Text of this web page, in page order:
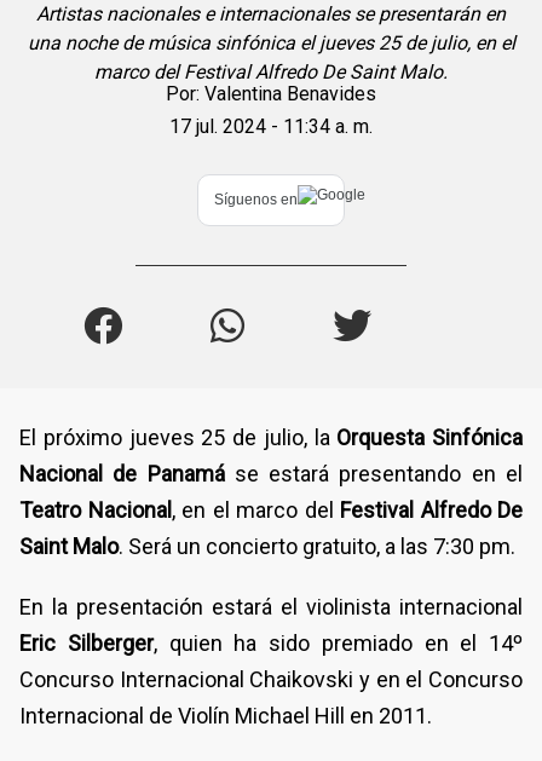
Artistas nacionales e internacionales se presentarán en
una noche de música sinfónica el jueves 25 de julio, en el
marco del Festival Alfredo De Saint Malo.
Por: Valentina Benavides
17 jul. 2024 - 11:34 a. m.
Síguenos en
El próximo jueves 25 de julio, la Orquesta Sinfónica
Nacional de Panamáse estará presentando en el
Teatro Nacional , en el marco del Festival Alfredo De
Saint Malo. Será un concierto gratuito, a las 7:30 pm.
En la presentación estará el violinista internacional
Eric Silberger, quien ha sido premiado en el 14º
Concurso Internacional Chaikovski y en el Concurso
Internacional de Violín Michael Hill en 2011.